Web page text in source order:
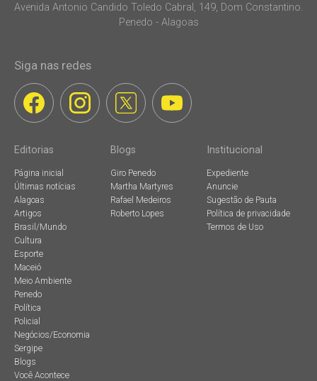
Avenida Antonio Candido Toledo Cabral, 149, Dom Constantino.
Penedo - Alagoas
Siga nas redes
Editorias
Página inicial
Últimas notícias
Alagoas
Artigos
Brasil/Mundo
Cultura
Esporte
Maceió
Meio Ambiente
Penedo
Política
Policial
Negócios/Economia
Sergipe
Blogs
Você Acontece
Blogs
Giro Penedo
Martha Martyres
Rafael Medeiros
Roberto Lopes
Institucional
Expediente
Anuncie
Sugestão de Pauta
Política de privacidade
Termos de Uso